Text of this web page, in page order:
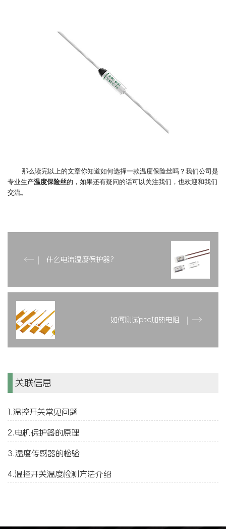
那么读完以上的文章你知道如何选择一款温度保险丝吗？我们公司是
专业生产温度保险丝的，如果还有疑问的话可以关注我们，也欢迎和我们
交流。
什么电流温度保护器？
如何测试ptc加热电阻
关联信息
1.温控开关常见问题
2.电机保护器的原理
3.温度传感器的检验
4.温控开关温度检测方法介绍